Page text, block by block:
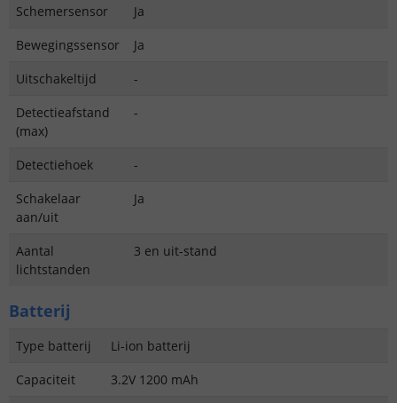
Schemersensor
Ja
Bewegingssensor
Ja
Uitschakeltijd
-
Detectieafstand
(max)
-
Detectiehoek
-
Schakelaar
aan/uit
Ja
Aantal
lichtstanden
3 en uit-stand
Batterij
Type batterij
Li-ion batterij
Capaciteit
3.2V 1200 mAh